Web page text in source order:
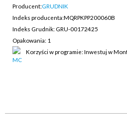
Producent:GRUDNIK
Indeks producenta:MQRPKPP200060B
Indeks Grudnik: GRU-00172425
Opakowania: 1
Korzyści w programie: Inwestuj w